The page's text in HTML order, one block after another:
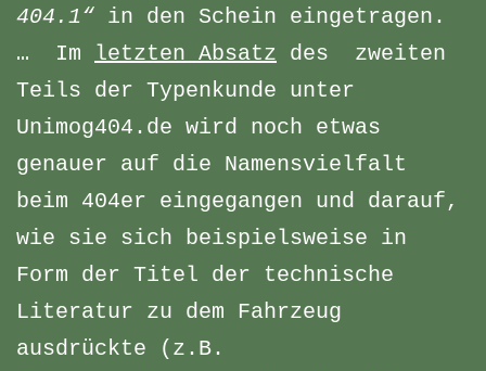
404.1“ in den Schein eingetragen.
… Im letzten Absatz des zweiten
Teils der Typenkunde unter
Unimog404.de wird noch etwas
genauer auf die Namensvielfalt
beim 404er eingegangen und darauf,
wie sie sich beispielsweise in
Form der Titel der technische
Literatur zu dem Fahrzeug
ausdrückte (z.B.